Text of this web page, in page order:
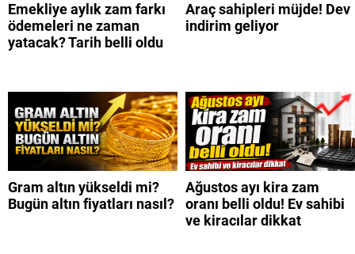
Emekliye aylık zam farkı
ödemeleri ne zaman
yatacak? Tarih belli oldu
Araç sahipleri müjde! Dev
indirim geliyor
Gram altın yükseldi mi?
Bugün altın fiyatları nasıl?
Ağustos ayı kira zam
oranı belli oldu! Ev sahibi
ve kiracılar dikkat